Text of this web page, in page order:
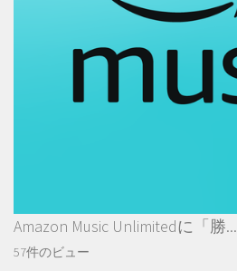
Amazon Music Unlimitedに「勝...
57件のビュー